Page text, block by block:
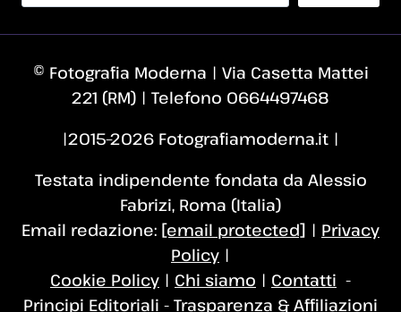
© Fotografia Moderna | Via Casetta Mattei
221 (RM) | Telefono 0664497468
|2015–2026 Fotografiamoderna.it |
Testata indipendente fondata da Alessio
Fabrizi, Roma (Italia)
Email redazione: [email protected] | Privacy
Policy |
Cookie Policy | Chi siamo | Contatti -
Principi Editoriali - Trasparenza & Affiliazioni